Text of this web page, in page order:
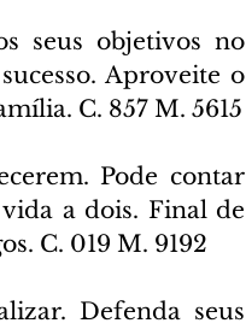
seus objetivos no
Aproveite o
C. 857 M. 5615
Pode contar
a dois. Final de
C. 019 M. 9192
Defenda seus